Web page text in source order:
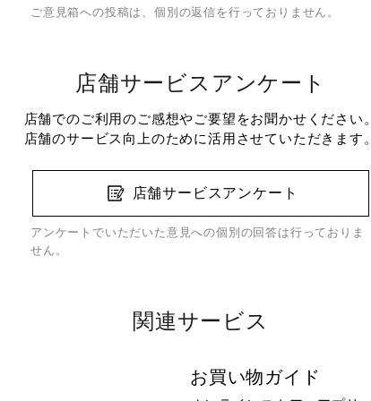
ご意見箱への投稿は、個別の返信を行っておりません。
店舗サービスアンケート
店舗でのご利用のご感想やご要望をお聞かせください。
店舗のサービス向上のために活用させていただきます。
店舗サービスアンケート
アンケートでいただいた意見への個別の回答は行っておりま
せん。
関連サービス
お買い物ガイド